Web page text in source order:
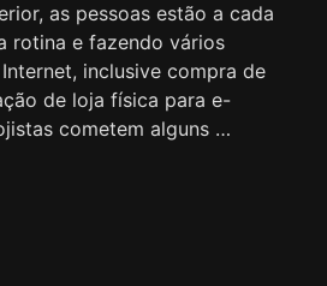
as pessoas estão a cada
rotina e fazendo vários
inclusive compra de
de loja física para e-
cometem alguns …